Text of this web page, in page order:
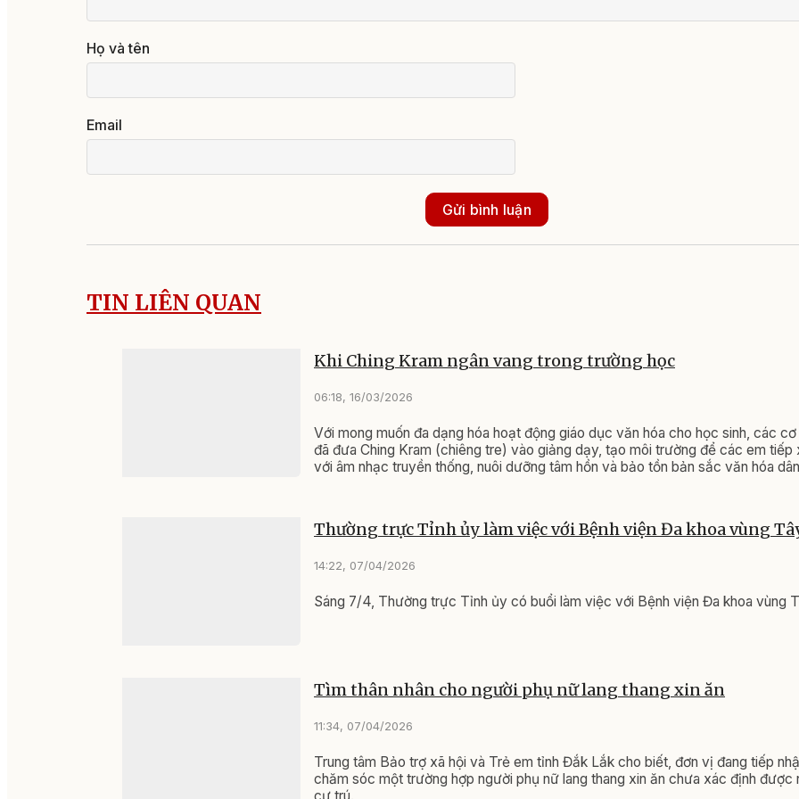
Họ và tên
Email
Gửi bình luận
TIN LIÊN QUAN
Khi Ching Kram ngân vang trong trường học
06:18, 16/03/2026
Với mong muốn đa dạng hóa hoạt động giáo dục văn hóa cho học sinh, các
đã đưa Ching Kram (chiêng tre) vào giảng dạy, tạo môi trường để các em
với âm nhạc truyền thống, nuôi dưỡng tâm hồn và bảo tồn bản sắc văn hóa
Thường trực Tỉnh ủy làm việc với Bệnh viện Đa khoa vùng
14:22, 07/04/2026
Sáng 7/4, Thường trực Tỉnh ủy có buổi làm việc với Bệnh viện Đa khoa vùng
Tìm thân nhân cho người phụ nữ lang thang xin ăn
11:34, 07/04/2026
Trung tâm Bảo trợ xã hội và Trẻ em tỉnh Đắk Lắk cho biết, đơn vị đang tiếp
chăm sóc một trường hợp người phụ nữ lang thang xin ăn chưa xác định được
cư trú.